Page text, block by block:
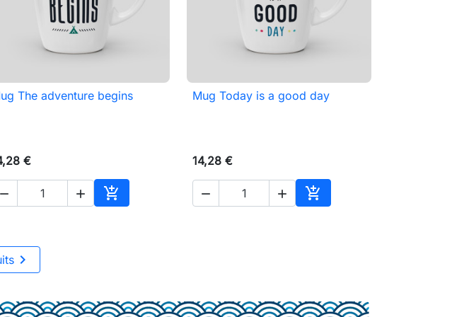
 Aperçu rapide
The adventure begins
€
  
Ajouter au panier
 Aperçu rapide
Mug Today is a good day
14,28 €
  
Ajouter au panier
